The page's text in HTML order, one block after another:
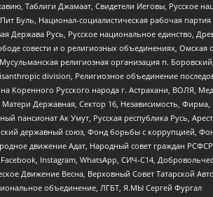
Таблиги Джамаат, Свидетели Иеговы, Русское
Буль, Национал-социалистическая рабочая
Держава Русь, Русское национальное единство,
совести и о религиозных объединениях,
религиозная организация п.
division, Религиозное объединение
Русского народа г. Астрахани, ВОЛЯ,
Державная, Сектор 16, Независимость,
пансионат Ак Умут, Русская республика Русь,
державный союз, Фонд борьбы с коррупцией,
движение Адат, Народный совет граждан
Instagram, WhatsApp, СИЧ-С14,
Движение Весна, Верховный Совет Татарской
объединение, ЛГБТ, Я.МЫ Сергей Фургал